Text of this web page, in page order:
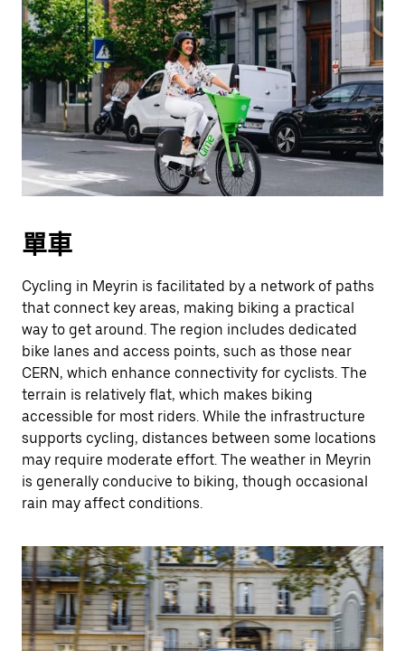
單車
Cycling in Meyrin is facilitated by a network of paths
that connect key areas, making biking a practical
way to get around. The region includes dedicated
bike lanes and access points, such as those near
CERN, which enhance connectivity for cyclists. The
terrain is relatively flat, which makes biking
accessible for most riders. While the infrastructure
supports cycling, distances between some locations
may require moderate effort. The weather in Meyrin
is generally conducive to biking, though occasional
rain may affect conditions.